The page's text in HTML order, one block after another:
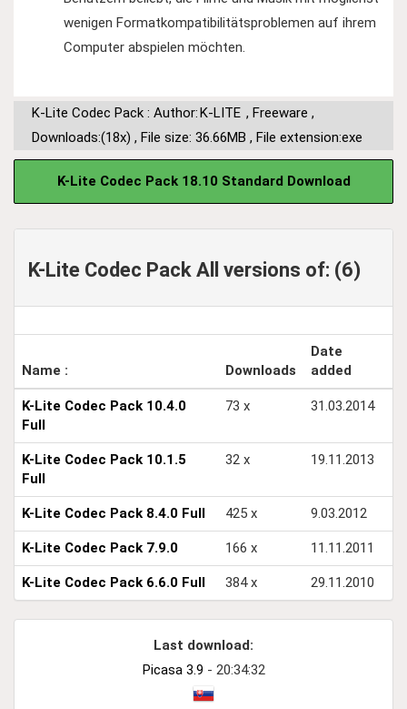
wenigen Formatkompatibilitätsproblemen auf ihrem
Computer abspielen möchten.
K-Lite Codec Pack : Author:K-LITE , Freeware ,
Downloads:(18x) , File size: 36.66MB , File extension:exe
K-Lite Codec Pack 18.10 Standard Download
K-Lite Codec Pack All versions of: (6)
Name : Downloads
Date
added
K-Lite Codec Pack 10.4.0
Full
73 x 31.03.2014
K-Lite Codec Pack 10.1.5
Full
32 x 19.11.2013
K-Lite Codec Pack 8.4.0 Full 425 x 9.03.2012
K-Lite Codec Pack 7.9.0 166 x 11.11.2011
K-Lite Codec Pack 6.6.0 Full 384 x 29.11.2010
Last download:
Picasa 3.9 - 20:34:32